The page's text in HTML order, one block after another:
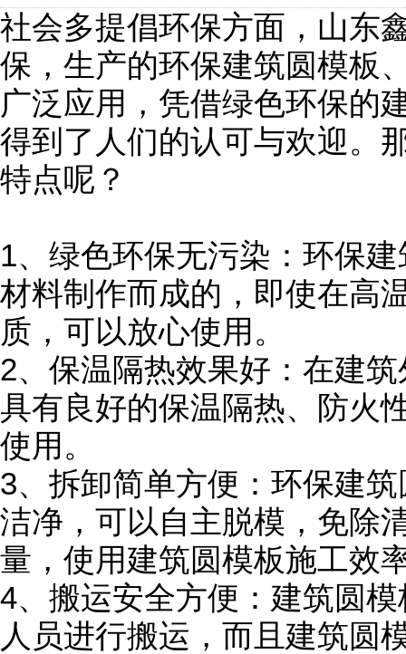
社会多提倡环保方面，山东
保，生产的环保建筑圆模板
广泛应用，凭借绿色环保的
得到了人们的认可与欢迎。
特点呢？
1、绿色环保无污染：环保
材料制作而成的，即使在高
质，可以放心使用。
2、保温隔热效果好：在建
具有良好的保温隔热、防火
使用。
3、拆卸简单方便：环保建
洁净，可以自主脱模，免除
量，使用建筑圆模板施工效
4、搬运安全方便：建筑圆
人员进行搬运，而且建筑圆